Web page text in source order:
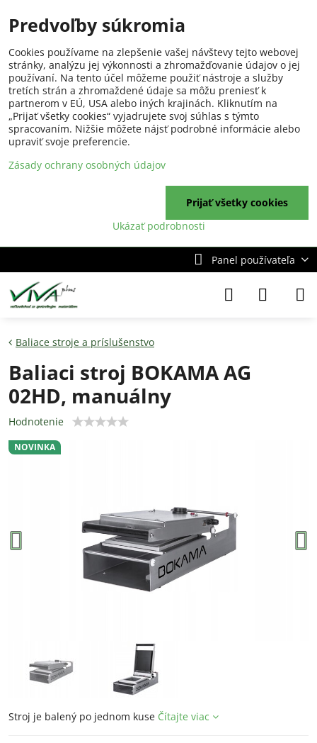
Panel používateľa
NOVINKA
Baliace stroje a príslušenstvo
Baliaci stroj BOKAMA AG
02HD, manuálny
Hodnotenie
Stroj je balený po jednom kuse Čítajte viac
Predvoľby súkromia
Cookies používame na zlepšenie vašej návštevy tejto webovej
stránky, analýzu jej výkonnosti a zhromažďovanie údajov o jej
používaní. Na tento účel môžeme použiť nástroje a služby
tretích strán a zhromaždené údaje sa môžu preniesť k
partnerom v EÚ, USA alebo iných krajinách. Kliknutím na
„Prijať všetky cookies“ vyjadrujete svoj súhlas s týmto
spracovaním. Nižšie môžete nájsť podrobné informácie alebo
upraviť svoje preferencie.
Zásady ochrany osobných údajov
Ukázať podrobnosti
Prijať všetky cookies